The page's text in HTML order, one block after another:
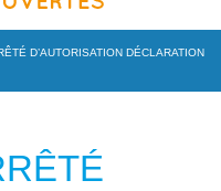
D’AUTORISATION DÉCLARATION